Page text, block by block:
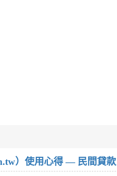
）使用心得 — 民間貸